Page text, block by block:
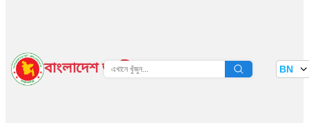
বাংলাদেশ জাতীয় তথ্য বাতায়ন BN